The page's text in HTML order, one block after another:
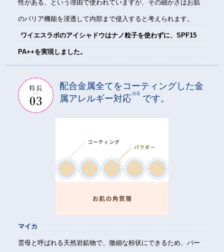
性がある、という理由で使われていますが、その細かさはお肌
のバリア機能を浸透して内部まで侵入すると考えられます。
ワイエスラボのアイシャドウはナノ粒子を使わずに、SPF15
PA++を実現しました。
配合金属全てをコーティングした金
属アレルギー対応※6 です。
マイカ
雲母と呼ばれる天然岩鉱物で、微細な粉状にできるため、パー